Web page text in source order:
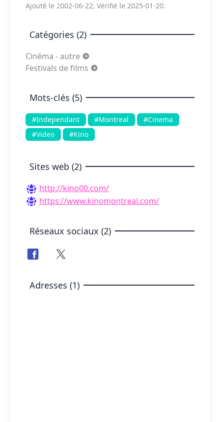
Ajouté le 2002-06-22; Vérifié le 2025-01-20.
Catégories (2)
Cinéma - autre
Festivals de films
Mots-clés (5)
#Independant #Montreal
#Cinema
#Video
#Kino
Sites web (2)
http://kino00.com/
https://www.kinomontreal.com/
Réseaux sociaux (2)
Adresses (1)